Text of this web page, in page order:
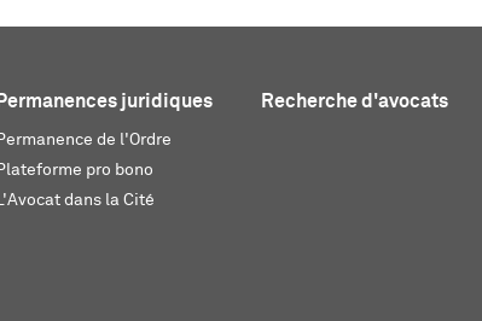
Permanences juridiques
de l'Ordre
pro bono
dans la Cité
Recherche d'avocats